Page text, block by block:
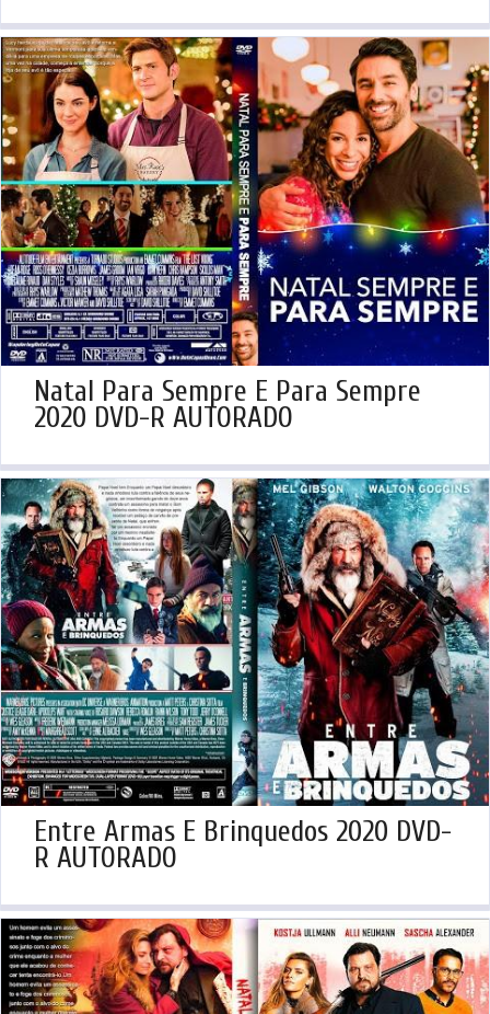
Natal Para Sempre E Para Sempre
2020 DVD-R AUTORADO
Entre Armas E Brinquedos 2020 DVD-
R AUTORADO